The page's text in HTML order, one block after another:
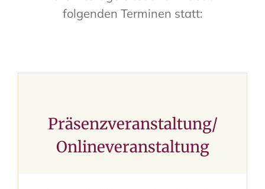
folgenden Terminen statt:
Präsenzveranstaltung/
Onlineveranstaltung